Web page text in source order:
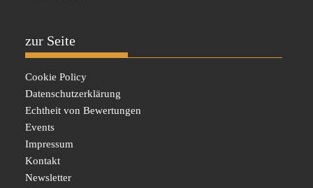
zur Seite
Cookie Policy
Datenschutzerklärung
Echtheit von Bewertungen
Events
Impressum
Kontakt
Newsletter